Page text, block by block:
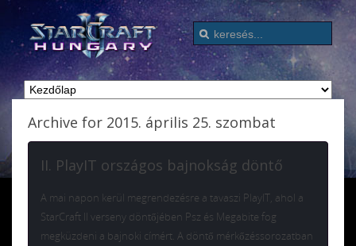
Archive for 2015. április 25. szombat
II. PlayIT országos bajnokság döntő
A mai napon kerül megrendezésre a tavaszi PlayIT, ahol a
StarCraft II verseny döntőjében Psz és Megabite fog
megküzdeni a bajnoki címért. A döntő mérkőzéssorozatban